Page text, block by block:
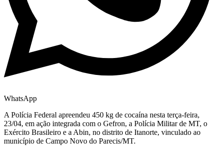
WhatsApp
A Polícia Federal apreendeu 450 kg de cocaína nesta terça-feira,
23/04, em ação integrada com o Gefron, a Polícia Militar de MT, o
Exército Brasileiro e a Abin, no distrito de Itanorte, vinculado ao
município de Campo Novo do Parecis/MT.